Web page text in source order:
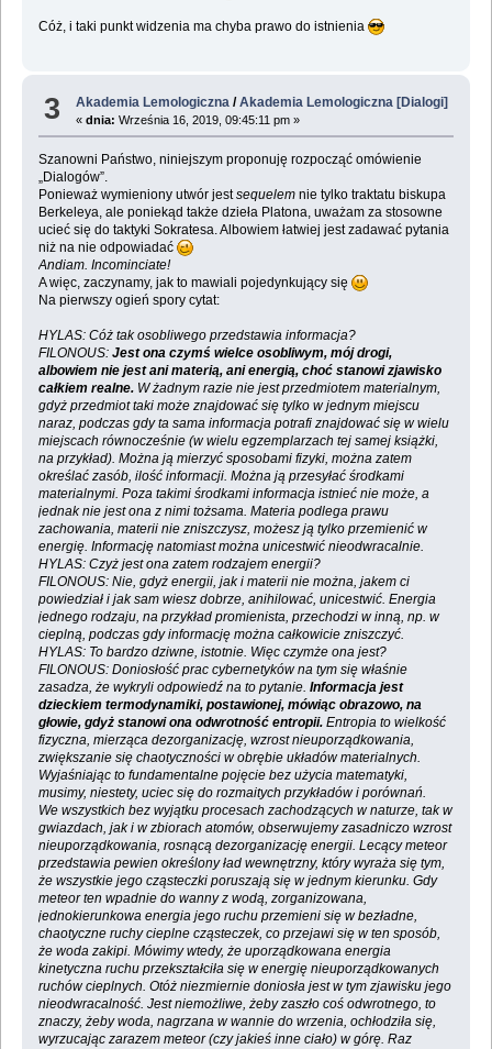
Cóż, i taki punkt widzenia ma chyba prawo do istnienia
3 Akademia Lemologiczna /Akademia Lemologiczna [Dialogi]
«dnia: Września 16, 2019, 09:45:11 pm »
Szanowni Państwo, niniejszym proponuję rozpocząć omówienie
„Dialogów”.
Ponieważ wymieniony utwór jestsequelemnie tylko traktatu biskupa
Berkeleya, ale poniekąd także dzieła Platona, uważam za stosowne
ucieć się do taktyki Sokratesa. Albowiem łatwiej jest zadawać pytania
niż na nie odpowiadać
Andiam. Incominciate!
A więc, zaczynamy, jak to mawiali pojedynkujący się
Na pierwszy ogień spory cytat:
HYLAS: Cóż tak osobliwego przedstawia informacja?
FILONOUS: Jest ona czymś wielce osobliwym, mój drogi,
albowiem nie jest ani materią, ani energią, choć stanowi zjawisko
całkiem realne.W żadnym razie nie jest przedmiotem materialnym,
gdyż przedmiot taki może znajdować się tylko w jednym miejscu
naraz, podczas gdy ta sama informacja potrafi znajdować się w wielu
miejscach równocześnie (w wielu egzemplarzach tej samej książki,
na przykład). Można ją mierzyć sposobami fizyki, można zatem
określać zasób, ilość informacji. Można ją przesyłać środkami
materialnymi. Poza takimi środkami informacja istnieć nie może, a
jednak nie jest ona z nimi tożsama. Materia podlega prawu
zachowania, materii nie zniszczysz, możesz ją tylko przemienić w
energię. Informację natomiast można unicestwić nieodwracalnie.
HYLAS: Czyż jest ona zatem rodzajem energii?
FILONOUS: Nie, gdyż energii, jak i materii nie można, jakem ci
powiedział i jak sam wiesz dobrze, anihilować, unicestwić. Energia
jednego rodzaju, na przykład promienista, przechodzi w inną, np. w
cieplną, podczas gdy informację można całkowicie zniszczyć.
HYLAS: To bardzo dziwne, istotnie. Więc czymże ona jest?
FILONOUS: Doniosłość prac cybernetyków na tym się właśnie
zasadza, że wykryli odpowiedź na to pytanie. Informacja jest
dzieckiem termodynamiki, postawionej, mówiąc obrazowo, na
głowie, gdyż stanowi ona odwrotność entropii.Entropia to wielkość
fizyczna, mierząca dezorganizację, wzrost nieuporządkowania,
zwiększanie się chaotyczności w obrębie układów materialnych.
Wyjaśniając to fundamentalne pojęcie bez użycia matematyki,
musimy, niestety, uciec się do rozmaitych przykładów i porównań.
We wszystkich bez wyjątku procesach zachodzących w naturze, tak w
gwiazdach, jak i w zbiorach atomów, obserwujemy zasadniczo wzrost
nieuporządkowania, rosnącą dezorganizację energii. Lecący meteor
przedstawia pewien określony ład wewnętrzny, który wyraża się tym,
że wszystkie jego cząsteczki poruszają się w jednym kierunku. Gdy
meteor ten wpadnie do wanny z wodą, zorganizowana,
jednokierunkowa energia jego ruchu przemieni się w bezładne,
chaotyczne ruchy cieplne cząsteczek, co przejawi się w ten sposób,
że woda zakipi. Mówimy wtedy, że uporządkowana energia
kinetyczna ruchu przekształciła się w energię nieuporządkowanych
ruchów cieplnych. Otóż niezmiernie doniosła jest w tym zjawisku jego
nieodwracalność. Jest niemożliwe, żeby zaszło coś odwrotnego, to
znaczy, żeby woda, nagrzana w wannie do wrzenia, ochłodziła się,
wyrzucając zarazem meteor (czy jakieś inne ciało) w górę. Raz